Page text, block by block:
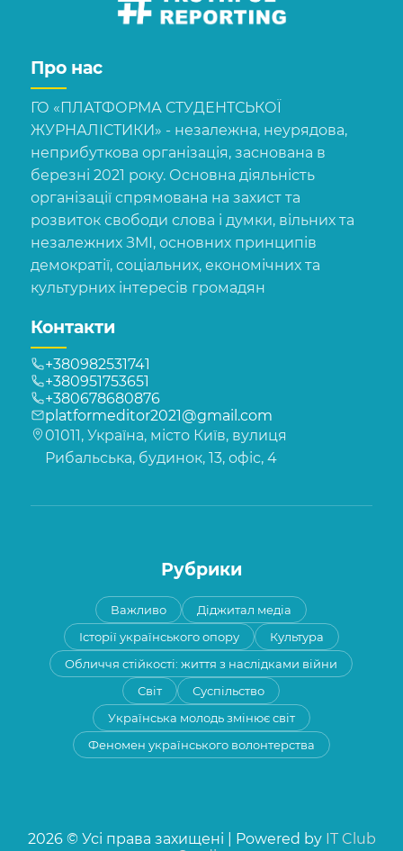
Про нас
ГО «ПЛАТФОРМА СТУДЕНТСЬКОЇ
ЖУРНАЛІСТИКИ» - незалежна, неурядова,
неприбуткова організація, заснована в
березні 2021 року. Основна діяльність
організації спрямована на захист та
розвиток свободи слова і думки, вільних та
незалежних ЗМІ, основних принципів
демократії, соціальних, економічних та
культурних інтересів громадян
Контакти
+380982531741
+380951753651
+380678680876
platformeditor2021@gmail.com
01011, Україна, місто Київ, вулиця
Рибальська, будинок, 13, офіс, 4
Рубрики
Важливо
Діджитал медіа
Історії українського опору
Культура
Обличчя стійкості: життя з наслідками війни
Світ
Суспільство
Українська молодь змінює світ
Феномен українського волонтерства
2026 © Усі права захищені | Powered by IT Club